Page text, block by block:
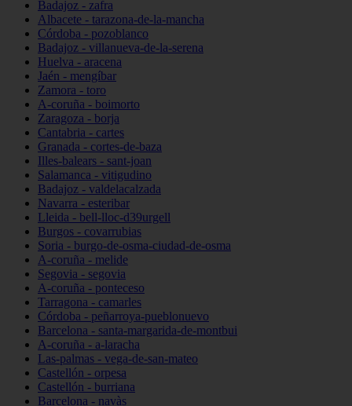
Badajoz - zafra
Albacete - tarazona-de-la-mancha
Córdoba - pozoblanco
Badajoz - villanueva-de-la-serena
Huelva - aracena
Jaén - mengíbar
Zamora - toro
A-coruña - boimorto
Zaragoza - borja
Cantabria - cartes
Granada - cortes-de-baza
Illes-balears - sant-joan
Salamanca - vitigudino
Badajoz - valdelacalzada
Navarra - esteribar
Lleida - bell-lloc-d39urgell
Burgos - covarrubias
Soria - burgo-de-osma-ciudad-de-osma
A-coruña - melide
Segovia - segovia
A-coruña - ponteceso
Tarragona - camarles
Córdoba - peñarroya-pueblonuevo
Barcelona - santa-margarida-de-montbui
A-coruña - a-laracha
Las-palmas - vega-de-san-mateo
Castellón - orpesa
Castellón - burriana
Barcelona - navàs